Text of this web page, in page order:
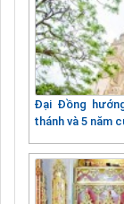
Đại Đồng
thánh và 5 năm